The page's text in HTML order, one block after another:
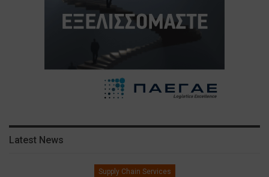
Latest News
Supply Chain Services